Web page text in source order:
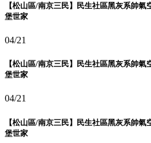
【松山區/南京三民】民生社區黑灰系帥
堡世家
04/21
【松山區/南京三民】民生社區黑灰系帥
堡世家
04/21
【松山區/南京三民】民生社區黑灰系帥
堡世家